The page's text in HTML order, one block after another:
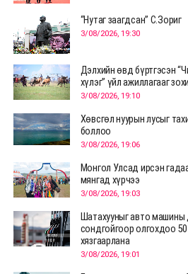
“Нутаг заагдсан” С.Зориг
3/08/2026, 19:30
Дэлхийн өвд бүртгэсэн
хүлэг” үйл ажиллагааг
3/08/2026, 19:10
Хөвсгөл нуурын лусыг
боллоо
3/08/2026, 19:06
Монгол Улсад ирсэн
мянгад хүрчээ
3/08/2026, 19:03
Шатахууныг авто машины
сондгойгоор олгохдоо
хязгаарлана
3/08/2026, 19:01